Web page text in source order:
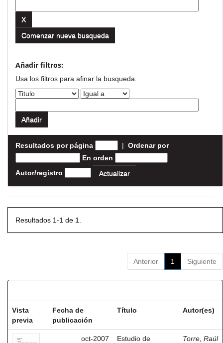
Comenzar nueva busqueda
Añadir filtros:
Usa los filtros para afinar la busqueda.
Resultados por página | Ordenar por
En orden
Autor/registro
Resultados 1-1 de 1.
Anterior 1 Siguiente
Vista
previa
Fecha de
publicación
Título Autor(es)
oct-2007
Estudio de
Torre, Raúl